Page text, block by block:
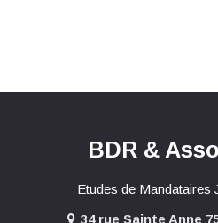
BDR &
Etudes de Mandataires
34 rue Sainte Anne